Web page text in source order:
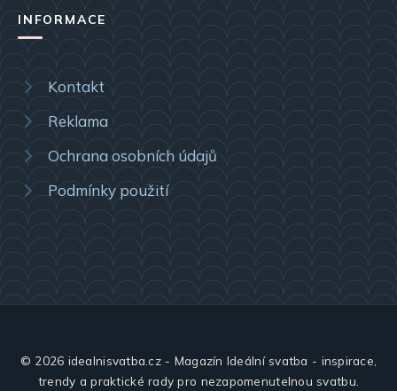
INFORMACE
Kontakt
Reklama
Ochrana osobních údajů
Podmínky použití
© 2026 idealnisvatba.cz - Magazín Ideální svatba - inspirace,
trendy a praktické rady pro nezapomenutelnou svatbu.